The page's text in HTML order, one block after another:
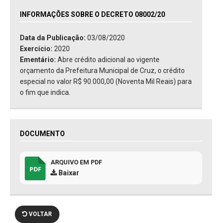
INFORMAÇÕES SOBRE O DECRETO 08002/20
Data da Publicação: 03/08/2020
Exercício: 2020
Ementário: Abre crédito adicional ao vigente
orçamento da Prefeitura Municipal de Cruz, o crédito
especial no valor R$ 90.000,00 (Noventa Mil Reais) para
o fim que indica.
DOCUMENTO
ARQUIVO EM PDF
Baixar
VOLTAR